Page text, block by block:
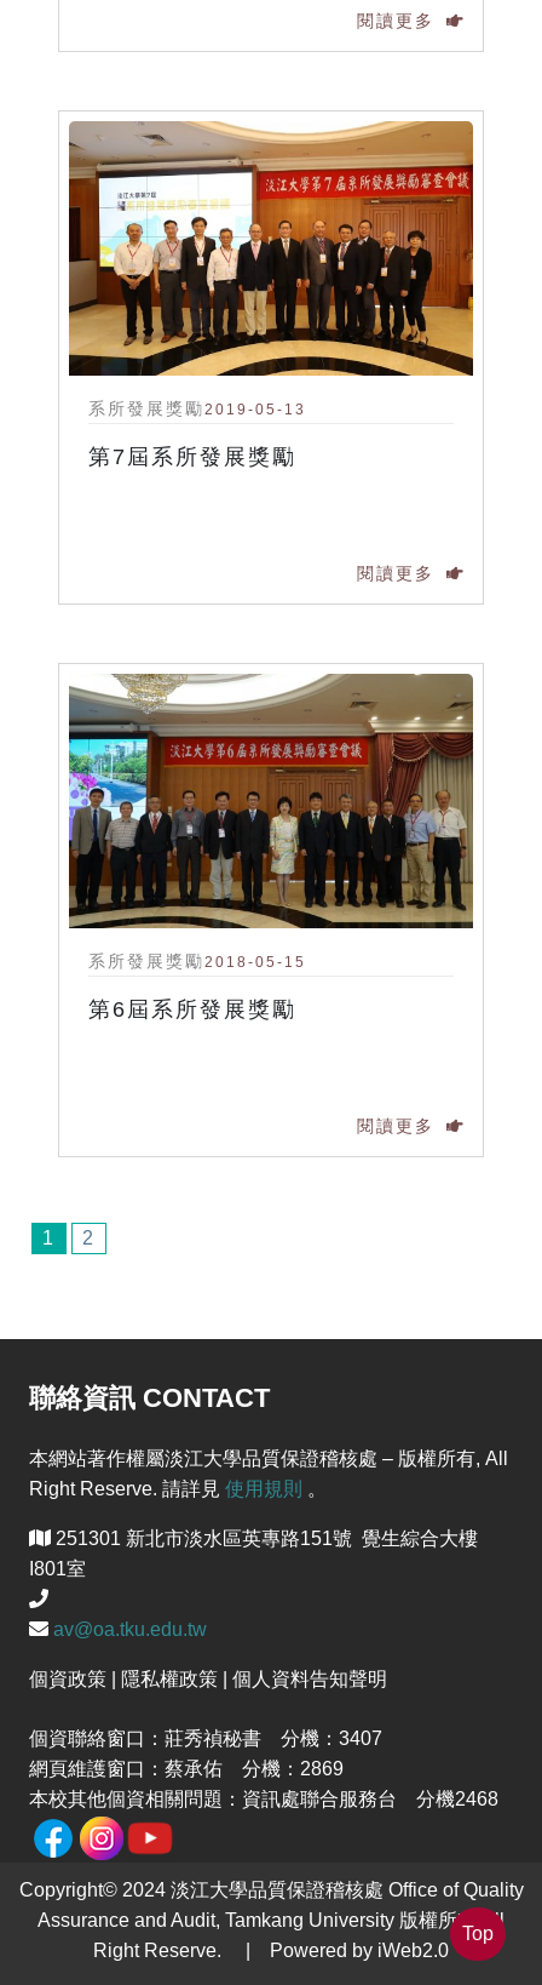
閱讀更多
系所發展獎勵2019-05-13
第7屆系所發展獎勵
閱讀更多
系所發展獎勵2018-05-15
第6屆系所發展獎勵
閱讀更多
1 2
聯絡資訊 CONTACT
本網站著作權屬淡江大學品質保證稽核處 – 版權所有, All
Right Reserve. 請詳見 使用規則 。
251301 新北市淡水區英專路151號 覺生綜合大樓
I801室
av@oa.tku.edu.tw
個資政策 | 隱私權政策 | 個人資料告知聲明
個資聯絡窗口：莊秀禎秘書 分機：3407
網頁維護窗口：蔡承佑 分機：2869
本校其他個資相關問題：資訊處聯合服務台 分機2468
Copyright© 2024 淡江大學品質保證稽核處 Office of Quality
Assurance and Audit, Tamkang University 版權所有 All
Right Reserve. | Powered by iWeb2.0
Top